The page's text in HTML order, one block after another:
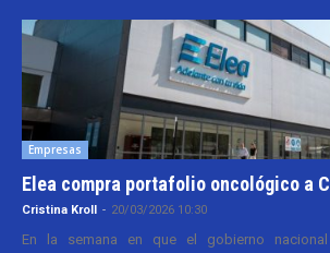
Empresas
Elea compra portafolio oncológico a
Cristina Kroll - 20/03/2026 10:30
En la semana en que el gobierno